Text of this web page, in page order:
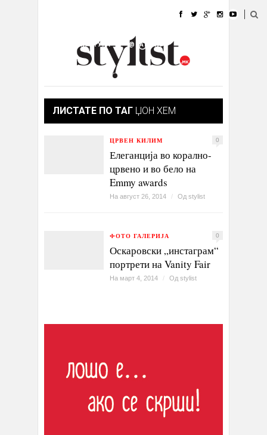
УБАВИНА
КУЛТУРА @РАБОТА
ИЗЛОГ
ЛИСТАТЕ ПО ТАГ ЏОН ХЕМ
ЦРВЕН КИЛИМ 0
Елеганција во корално-
црвено и во бело на
Emmy awards
На август 26, 2014 / Од stylist
ФОТО ГАЛЕРИЈА 0
Оскаровски „инстаграм“
портрети на Vanity Fair
На март 4, 2014 / Од stylist